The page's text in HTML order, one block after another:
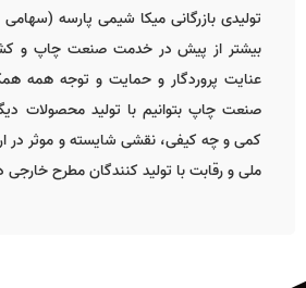
تولیدی بازرگانی میکا شیمی پارسه
بیشتر از پیش در خدمت صنعت چاپ و
عنایت پروردگار و حمایت و توجه همه
صنعت چاپ بتوانیم با تولید محصولات
کمی و چه کیفی، نقشی شایسته و موثر در
ملی و رقابت با تولید کنندگان مطرح خارجی